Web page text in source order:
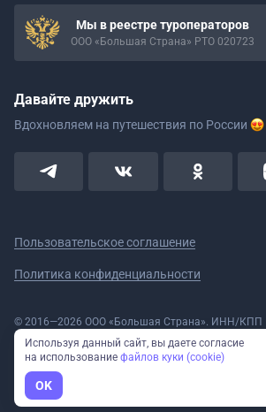
Мы в реестре туроператоров
ООО «Большая Страна» РТО 020723
Давайте дружить
Вдохновляем на путешествия по России
Пользовательское соглашение
Политика конфиденциальности
© 2016—2026 ООО «Большая Страна». ИНН/КПП
5908078160/590801001 ОГРН 1185958020533
Номер в реестре Роскомнадзора № 59-18-
11.10.2018)
Полное или частичное копирование
только с указанием активной ссылки на сайт
Используя данный сайт, вы даете согласие
на использование файлов куки (cookie)
OK